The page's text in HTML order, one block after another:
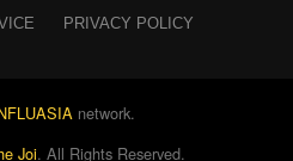
PRIVACY POLICY
network.
Joi. All Rights Reserved.